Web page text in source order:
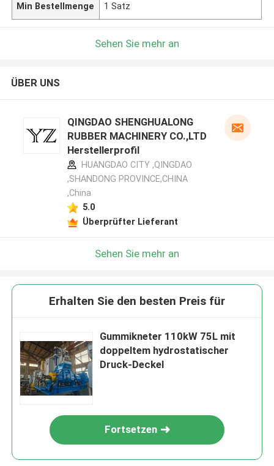
Min Bestellmenge 1 Satz
Sehen Sie mehr an
ÜBER UNS
QINGDAO SHENGHUALONG
RUBBER MACHINERY CO.,LTD
Herstellerprofil
HUANGDAO CITY ,QINGDAO
,SHANDONG PROVINCE,CHINA
,China
5.0
Überprüfter Lieferant
Sehen Sie mehr an
Erhalten Sie den besten Preis für
Gummikneter 110kW 75L mit
doppeltem hydrostatischer
Druck-Deckel
Fortsetzen